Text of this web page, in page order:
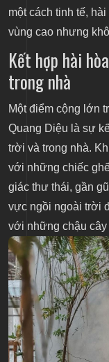
một cách tinh tế,
vùng cao nhưng
Kết hợp hài
trong nhà
Một điểm cộng lớn
Quang Diệu là sự
trời và trong nhà.
với những chiếc
giác thư thái, gần
vực ngồi ngoài trời
với những chậu